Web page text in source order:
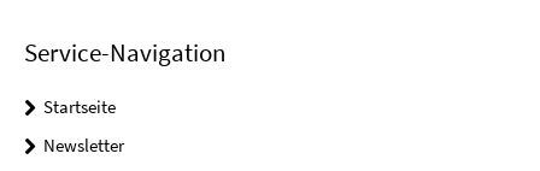
Service-Navigation
Startseite
Newsletter